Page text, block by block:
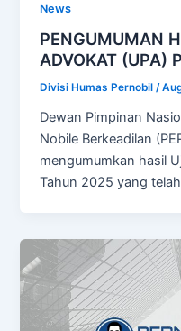
News
PENGUMUMAN
ADVOKAT (UPA)
Divisi Humas Pernobil/
Dewan Pimpinan
Nobile Berkeadilan
mengumumkan hasil
Tahun 2025 yang telah